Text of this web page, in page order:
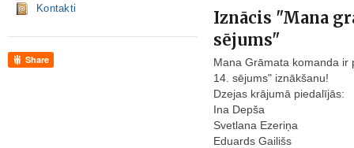
Kontakti
Share
Iznācis "Mana
sējums"
Mana Grāmata komanda
14. sējums" iznākšanu!
Dzejas krājumā piedalījās:
Ina Depša
Svetlana Ezeriņa
Eduards Gailišs